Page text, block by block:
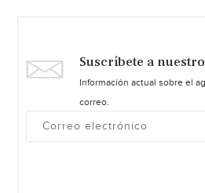
Suscríbete a
Información actual sobre el
correo.